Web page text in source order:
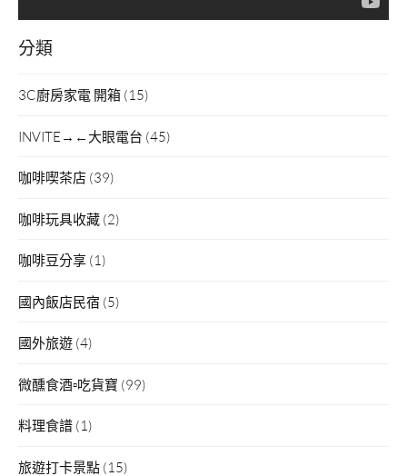
分類
3C廚房家電 開箱 (15)
INVITE→←大眼電台 (45)
咖啡喫茶店 (39)
咖啡玩具收藏 (2)
咖啡豆分享 (1)
國內飯店民宿 (5)
國外旅遊 (4)
微醺食酒▫吃貨寶 (99)
料理食譜 (1)
旅遊打卡景點 (15)